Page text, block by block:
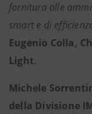
fornitura alle
smart e di
Eugenio Colla,
Light.
Michele
della Divisione